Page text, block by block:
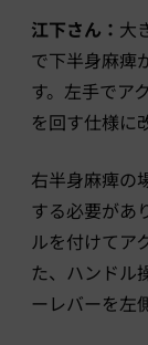
江下さん： 大
で下半身麻痺
す。左手でア
を回す仕様に
右半身麻痺の
する必要があ
ルを付けてア
た、ハンドル
ーレバーを左